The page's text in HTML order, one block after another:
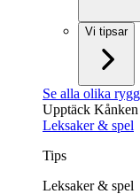
Vi tipsar
Se alla olika
Upptäck Kånken
Leksaker & spel
Tips
Leksaker & spel